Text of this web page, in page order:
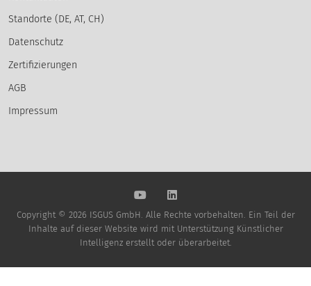
Standorte (DE, AT, CH)
Datenschutz
Zertifizierungen
AGB
Impressum
Copyright © 2026 ISGUS GmbH. Alle Rechte vorbehalten. Ein Teil der
Inhalte auf dieser Website wird mit Unterstützung Künstlicher
Intelligenz erstellt oder überarbeitet.